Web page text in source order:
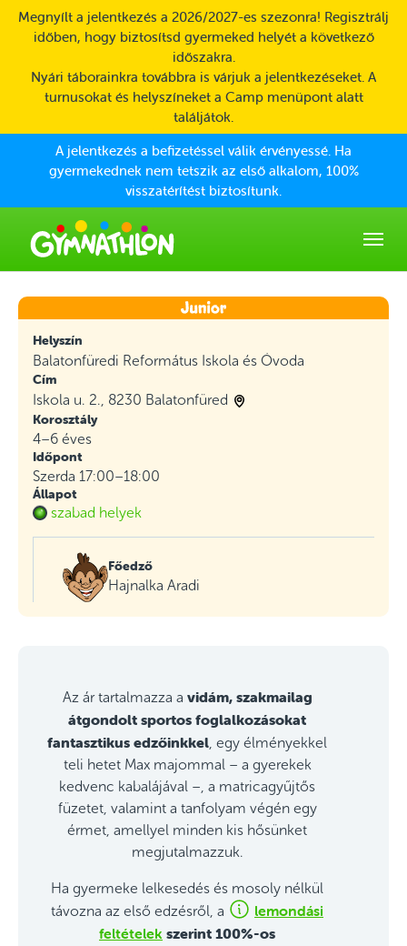
Skip to main content
Megnyílt a jelentkezés a 2026/2027-es szezonra! Regisztrálj
időben, hogy biztosítsd gyermeked helyét a következő
időszakra.
Nyári táborainkra továbbra is várjuk a jelentkezéseket. A
turnusokat és helyszíneket a Camp menüpont alatt
találjátok.
A jelentkezés a befizetéssel válik érvényessé. Ha
gyermekednek nem tetszik az első alkalom, 100%
visszatérítést biztosítunk.
Helyszín
Balatonfüredi Református Iskola és Óvoda
Cím
Iskola u. 2., 8230 Balatonfüred
Korosztály
4–6 éves
Időpont
Szerda 17:00–18:00
Állapot
szabad helyek
Főedző
Hajnalka Aradi
Az ár tartalmazza a vidám, szakmailag
átgondolt sportos foglalkozásokat
fantasztikus edzőinkkel , egy élményekkel
teli hetet Max majommal – a gyerekek
kedvenc kabalájával –, a matricagyűjtős
füzetet, valamint a tanfolyam végén egy
érmet, amellyel minden kis hősünket
megjutalmazzuk.
Ha gyermeke lelkesedés és mosoly nélkül
távozna az első edzésről, a
lemondási
feltételek szerint 100%-os